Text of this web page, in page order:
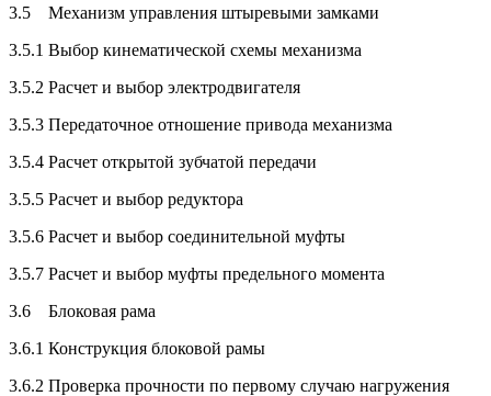
3.5 Механизм управления штыревыми замками
3.5.1 Выбор кинематической схемы механизма
3.5.2 Расчет и выбор электродвигателя
3.5.3 Передаточное отношение привода механизма
3.5.4 Расчет открытой зубчатой передачи
3.5.5 Расчет и выбор редуктора
3.5.6 Расчет и выбор соединительной муфты
3.5.7 Расчет и выбор муфты предельного момента
3.6 Блоковая рама
3.6.1 Конструкция блоковой рамы
3.6.2 Проверка прочности по первому случаю нагружения